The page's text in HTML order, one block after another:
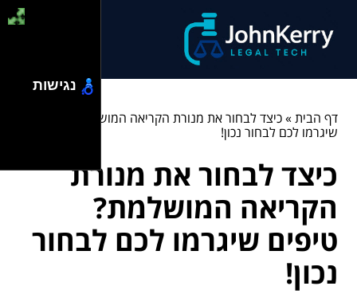
דף הבית»כיצד לבחור את מנורת הקריאה המושלמת? טיפים
שיגרמו לכם לבחור נכון!
כיצד לבחור את מנורת
הקריאה המושלמת?
טיפים שיגרמו לכם לבחור
נכון!
נגישות